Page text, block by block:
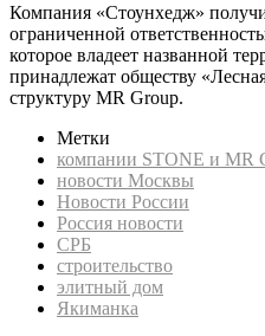
Компания «Стоунхедж»
ограниченной
которое владеет названной
принадлежат обществу
структуру MR Group.
Метки
компании STONE и MR
новости Москвы
Новости России
Россия новости
СРБ
строительство
элитный дом
Якиманка